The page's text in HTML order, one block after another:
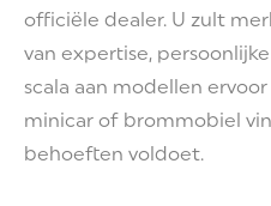
officiële dealer. U zult
van expertise,
scala aan modellen
minicar of brommobiel
behoeften voldoet.